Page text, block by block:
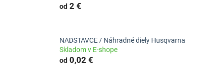
od 2 €
NADSTAVCE / Náhradné diely Husqvarna
Skladom v E-shope
od 0,02 €